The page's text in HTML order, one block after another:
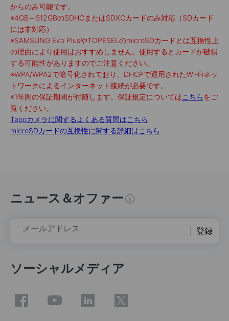
からのみ可能です。
※4GB～512GBのSDHCまたはSDXCカードのみ対応（SDカード
には非対応）
※SAMSUNG Evo PlusやTOPESELのmicroSDカードとは互換性上
の理由により使用はおすすめしません。使用するとカードが破損
する可能性がありますのでご注意ください。
※WPA/WPA2で暗号化されており、DHCPで運用されたWi-Fiネッ
トワークによるインターネット接続が必要です。
※1年間の保証期間が付随します。保証規定についてはこちらをご
覧ください。
Tapoカメラに関するよくある質問はこちら
microSDカードの互換性に関する詳細はこちら
ニュース＆オファー
メールアドレス 登録
ソーシャルメディア